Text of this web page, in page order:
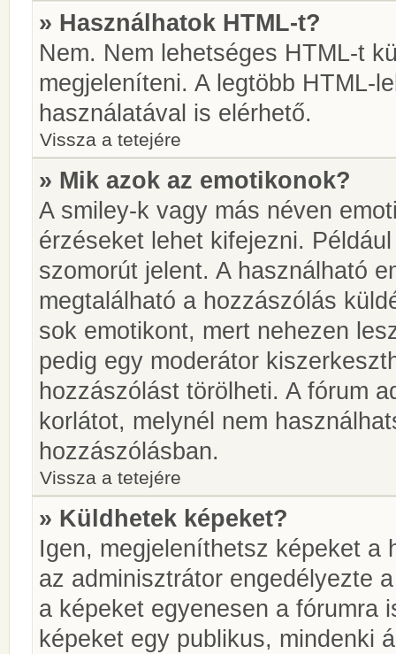
» Használhatok HTML-t?
Nem. Nem lehetséges HTML-t
megjeleníteni. A legtöbb HTML-
használatával is elérhető.
Vissza a tetejére
» Mik azok az emotikonok?
A smiley-k vagy más néven
érzéseket lehet kifejezni.
szomorút jelent. A használható
megtalálható a hozzászólás
sok emotikont, mert nehezen
pedig egy moderátor
hozzászólást törölheti. A fórum
korlátot, melynél nem
hozzászólásban.
Vissza a tetejére
» Küldhetek képeket?
Igen, megjeleníthetsz képeket a
az adminisztrátor engedélyezte
a képeket egyenesen a fórumra
képeket egy publikus, mindenki